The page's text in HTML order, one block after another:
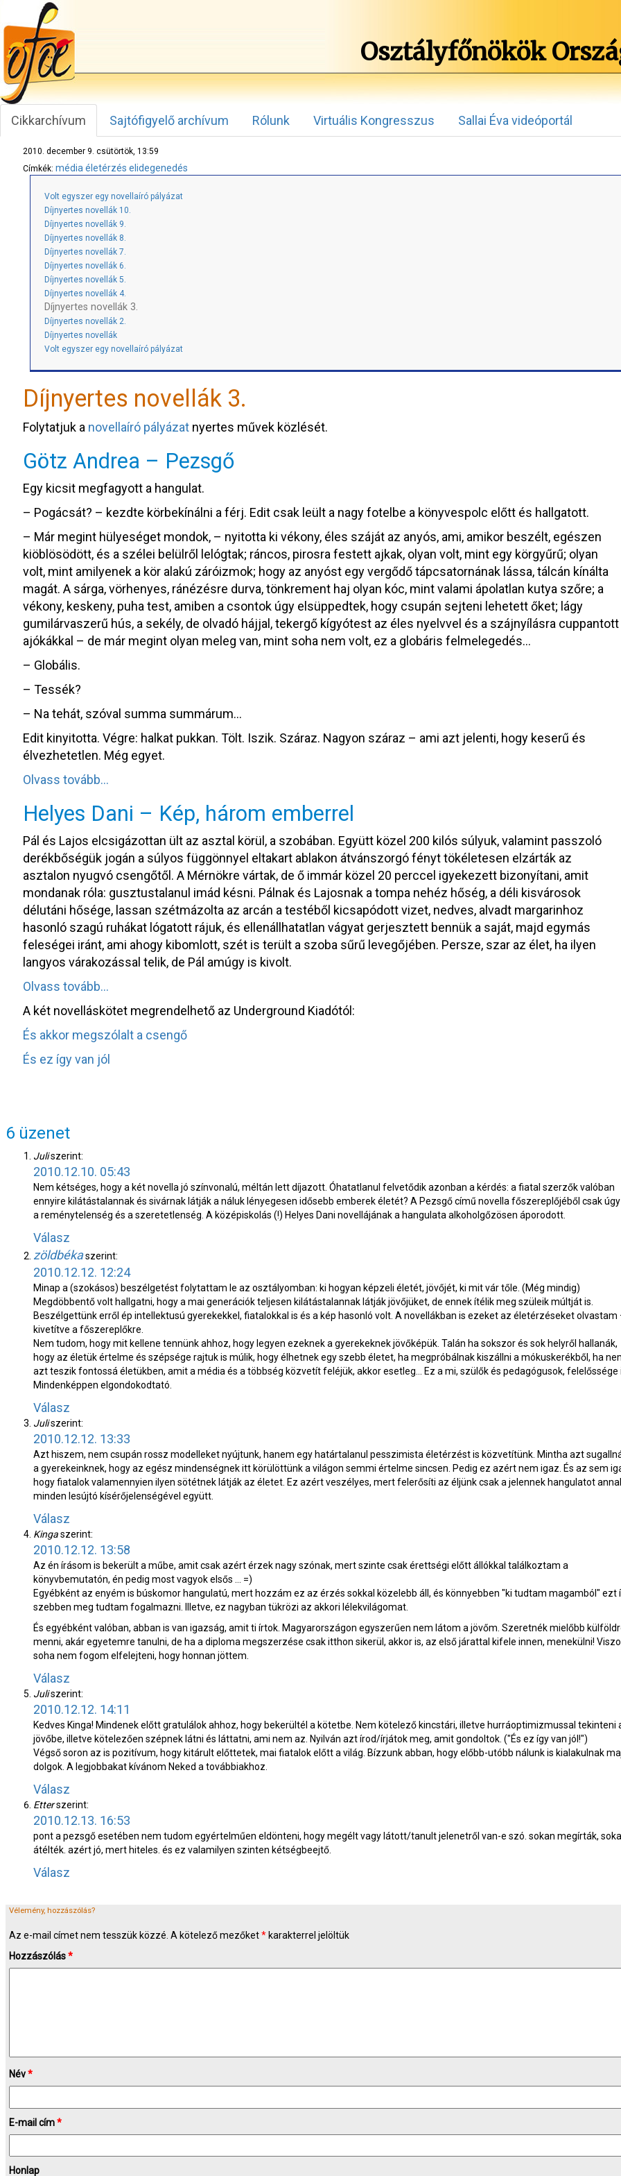
Osztályfőnökök
Cikkarchívum Sajtófigyelő archívum Rólunk Virtuális Kongresszus Sallai Éva videóportál
2010. december 9. csütörtök, 13:59
Címkék: média életérzés elidegenedés
Volt egyszer egy novellaíró pályázat
Díjnyertes novellák 10.
Díjnyertes novellák 9.
Díjnyertes novellák 8.
Díjnyertes novellák 7.
Díjnyertes novellák 6.
Díjnyertes novellák 5.
Díjnyertes novellák 4.
Díjnyertes novellák 3.
Díjnyertes novellák 2.
Díjnyertes novellák
Volt egyszer egy novellaíró pályázat
Díjnyertes novellák 3.
Folytatjuk a novellaíró pályázat nyertes művek közlését.
Götz Andrea – Pezsgő
Egy kicsit megfagyott a hangulat.
– Pogácsát? – kezdte körbekínálni a férj. Edit csak leült a nagy fotelbe a könyvespolc előtt és hallgatott.
– Már megint hülyeséget mondok, – nyitotta ki vékony, éles száját az anyós, ami, amikor beszélt, egészen
kiöblösödött, és a szélei belülről lelógtak; ráncos, pirosra festett ajkak, olyan volt, mint egy körgyűrű; olyan
volt, mint amilyenek a kör alakú záróizmok; hogy az anyóst egy vergődő tápcsatornának lássa, tálcán kínálta
magát. A sárga, vörhenyes, ránézésre durva, tönkrement haj olyan kóc, mint valami ápolatlan kutya szőre; a
vékony, keskeny, puha test, amiben a csontok úgy elsüppedtek, hogy csupán sejteni lehetett őket; lágy
gumilárvaszerű hús, a sekély, de olvadó hájjal, tekergő kígyótest az éles nyelvvel és a szájnyílásra cuppantott
ajókákkal – de már megint olyan meleg van, mint soha nem volt, ez a globáris felmelegedés…
– Globális.
– Tessék?
– Na tehát, szóval summa summárum…
Edit kinyitotta. Végre: halkat pukkan. Tölt. Iszik. Száraz. Nagyon száraz – ami azt jelenti, hogy keserű és
élvezhetetlen. Még egyet.
Olvass tovább…
Helyes Dani – Kép, három emberrel
Pál és Lajos elcsigázottan ült az asztal körül, a szobában. Együtt közel 200 kilós súlyuk, valamint passzoló
derékbőségük jogán a súlyos függönnyel eltakart ablakon átvánszorgó fényt tökéletesen elzárták az
asztalon nyugvó csengőtől. A Mérnökre vártak, de ő immár közel 20 perccel igyekezett bizonyítani, amit
mondanak róla: gusztustalanul imád késni. Pálnak és Lajosnak a tompa nehéz hőség, a déli kisvárosok
délutáni hősége, lassan szétmázolta az arcán a testéből kicsapódott vizet, nedves, alvadt margarinhoz
hasonló szagú ruhákat lógatott rájuk, és ellenállhatatlan vágyat gerjesztett bennük a saját, majd egymás
feleségei iránt, ami ahogy kibomlott, szét is terült a szoba sűrű levegőjében. Persze, szar az élet, ha ilyen
langyos várakozással telik, de Pál amúgy is kivolt.
Olvass tovább…
A két novelláskötet megrendelhető az Underground Kiadótól:
És akkor megszólalt a csengő
És ez így van jól
6 üzenet
Juliszerint:
2010.12.10. 05:43
Nem kétséges, hogy a két novella jó színvonalú, méltán lett díjazott. Óhatatlanul felvetődik azonban a kérdés: a fiatal szerzők valóban
ennyire kilátástalannak és sivárnak látják a náluk lényegesen idősebb emberek életét? A Pezsgő című novella főszereplőjéből csak
a reménytelenség és a szeretetlenség. A középiskolás (!) Helyes Dani novellájának a hangulata alkoholgőzösen áporodott.
Válasz
zöldbékaszerint:
2010.12.12. 12:24
Minap a (szokásos) beszélgetést folytattam le az osztályomban: ki hogyan képzeli életét, jövőjét, ki mit vár tőle. (Még mindig)
Megdöbbentő volt hallgatni, hogy a mai generációk teljesen kilátástalannak látják jövőjüket, de ennek ítélik meg szüleik múltját is.
Beszélgettünk erről ép intellektusú gyerekekkel, fiatalokkal is és a kép hasonló volt. A novellákban is ezeket az életérzéseket olvastam
kivetítve a főszereplőkre.
Nem tudom, hogy mit kellene tennünk ahhoz, hogy legyen ezeknek a gyerekeknek jövőképük. Talán ha sokszor és sok helyről hallanák,
hogy az életük értelme és szépsége rajtuk is múlik, hogy élhetnek egy szebb életet, ha megpróbálnak kiszállni a mókuskerékből, ha
azt teszik fontossá életükben, amit a média és a többség közvetít feléjük, akkor esetleg… Ez a mi, szülők és pedagógusok, felelőssége
Mindenképpen elgondokodtató.
Válasz
Juliszerint:
2010.12.12. 13:33
Azt hiszem, nem csupán rossz modelleket nyújtunk, hanem egy határtalanul pesszimista életérzést is közvetítünk. Mintha azt
a gyerekeinknek, hogy az egész mindenségnek itt körülöttünk a világon semmi értelme sincsen. Pedig ez azért nem igaz. És az sem
hogy fiatalok valamennyien ilyen sötétnek látják az életet. Ez azért veszélyes, mert felerősíti az éljünk csak a jelennek hangulatot
minden lesújtó kísérőjelenségével együtt.
Válasz
Kingaszerint:
2010.12.12. 13:58
Az én írásom is bekerült a műbe, amit csak azért érzek nagy szónak, mert szinte csak érettségi előtt állókkal találkoztam a
könyvbemutatón, én pedig most vagyok elsős … =)
Egyébként az enyém is búskomor hangulatú, mert hozzám ez az érzés sokkal közelebb áll, és könnyebben "ki tudtam magamból" ezt
szebben meg tudtam fogalmazni. Illetve, ez nagyban tükrözi az akkori lélekvilágomat.
És egyébként valóban, abban is van igazság, amit ti írtok. Magyarországon egyszerűen nem látom a jövőm. Szeretnék mielőbb
menni, akár egyetemre tanulni, de ha a diploma megszerzése csak itthon sikerül, akkor is, az első járattal kifele innen, menekülni!
soha nem fogom elfelejteni, hogy honnan jöttem.
Válasz
Juliszerint:
2010.12.12. 14:11
Kedves Kinga! Mindenek előtt gratulálok ahhoz, hogy bekerültél a kötetbe. Nem kötelező kincstári, illetve hurráoptimizmussal tekinteni
jövőbe, illetve kötelezően szépnek látni és láttatni, ami nem az. Nyilván azt írod/írjátok meg, amit gondoltok. ("És ez így van jól!")
Végső soron az is pozitívum, hogy kitárult előttetek, mai fiatalok előtt a világ. Bízzunk abban, hogy előbb-utóbb nálunk is kialakulnak
dolgok. A legjobbakat kívánom Neked a továbbiakhoz.
Válasz
Etterszerint:
2010.12.13. 16:53
pont a pezsgő esetében nem tudom egyértelműen eldönteni, hogy megélt vagy látott/tanult jelenetről van-e szó. sokan megírták,
átélték. azért jó, mert hiteles. és ez valamilyen szinten kétségbeejtő.
Válasz
Vélemény, hozzászólás?
Az e-mail címet nem tesszük közzé. A kötelező mezőket* karakterrel jelöltük
Hozzászólás*
Név*
E-mail cím*
Honlap